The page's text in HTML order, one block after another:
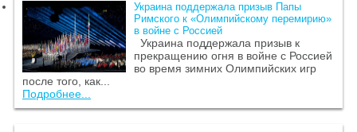
Украина поддержала призыв Папы
Римского к «Олимпийскому перемирию»
в войне с Россией
Украина поддержала призыв к
прекращению огня в войне с Россией
во время зимних Олимпийских игр
после того, как...
Подробнее...